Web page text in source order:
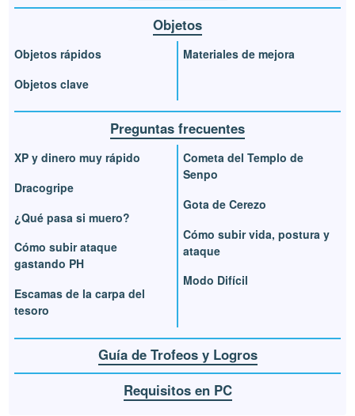
Objetos
Objetos rápidos
Objetos clave
Materiales de mejora
Preguntas frecuentes
XP y dinero muy rápido
Dracogripe
¿Qué pasa si muero?
Cómo subir ataque
gastando PH
Escamas de la carpa del
tesoro
Cometa del Templo de
Senpo
Gota de Cerezo
Cómo subir vida, postura y
ataque
Modo Difícil
Guía de Trofeos y Logros
Requisitos en PC